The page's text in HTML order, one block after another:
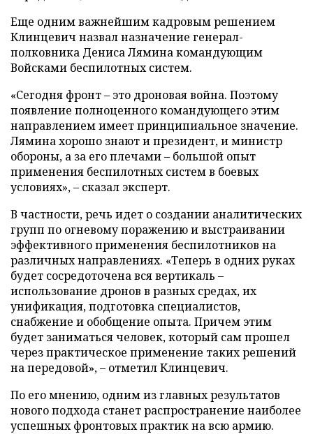
Еще одним важнейшим кадровым решением
Клинцевич назвал назначение генерал-
полковника Дениса Лямина командующим
Войсками беспилотных систем.
«Сегодня фронт – это дроновая война. Поэтому
появление полноценного командующего этим
направлением имеет принципиальное значение.
Лямина хорошо знают и президент, и министр
обороны, а за его плечами – большой опыт
применения беспилотных систем в боевых
условиях», – сказал эксперт.
В частности, речь идет о создании аналитических
групп по огневому поражению и выстраивании
эффективного применения беспилотников на
различных направлениях. «Теперь в одних руках
будет сосредоточена вся вертикаль –
использование дронов в разных средах, их
унификация, подготовка специалистов,
снабжение и обобщение опыта. Причем этим
будет заниматься человек, который сам прошел
через практическое применение таких решений
на передовой», – отметил Клинцевич.
По его мнению, одним из главных результатов
нового подхода станет распространение наиболее
успешных фронтовых практик на всю армию.